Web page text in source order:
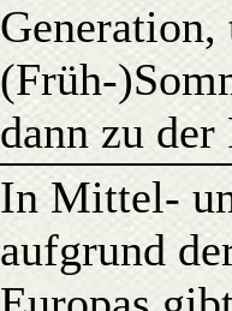
(Früh-
dann zu
In Mittel-
aufgrund